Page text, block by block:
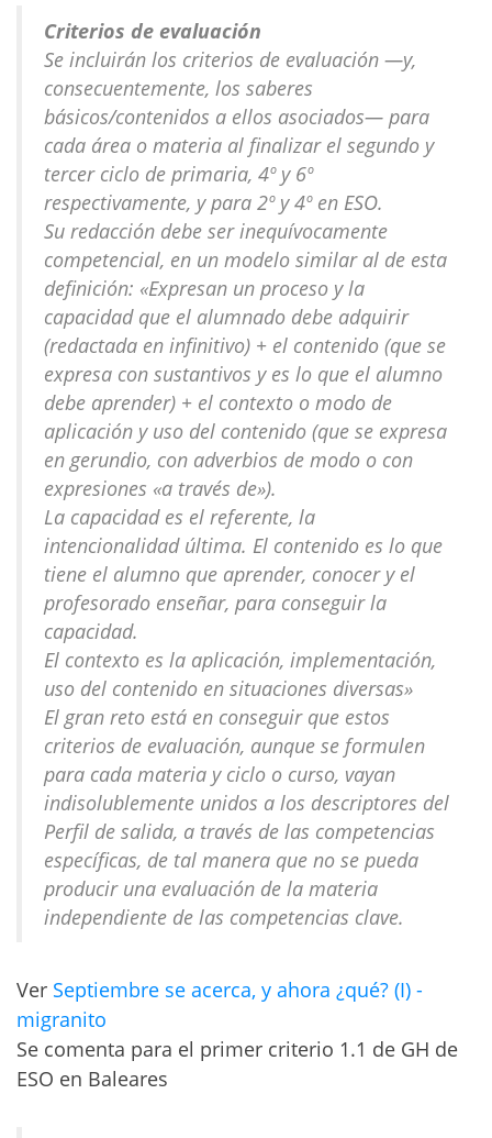
Criterios de evaluación
Se incluirán los criterios de evaluación —y,
consecuentemente, los saberes
básicos/contenidos a ellos asociados— para
cada área o materia al finalizar el segundo y
tercer ciclo de primaria, 4º y 6º
respectivamente, y para 2º y 4º en ESO.
Su redacción debe ser inequívocamente
competencial, en un modelo similar al de esta
definición: «Expresan un proceso y la
capacidad que el alumnado debe adquirir
(redactada en infinitivo) + el contenido (que se
expresa con sustantivos y es lo que el alumno
debe aprender) + el contexto o modo de
aplicación y uso del contenido (que se expresa
en gerundio, con adverbios de modo o con
expresiones «a través de»).
La capacidad es el referente, la
intencionalidad última. El contenido es lo que
tiene el alumno que aprender, conocer y el
profesorado enseñar, para conseguir la
capacidad.
El contexto es la aplicación, implementación,
uso del contenido en situaciones diversas»
El gran reto está en conseguir que estos
criterios de evaluación, aunque se formulen
para cada materia y ciclo o curso, vayan
indisolublemente unidos a los descriptores del
Perfil de salida, a través de las competencias
específicas, de tal manera que no se pueda
producir una evaluación de la materia
independiente de las competencias clave.
Ver Septiembre se acerca, y ahora ¿qué? (I) -
migranito
Se comenta para el primer criterio 1.1 de GH de
ESO en Baleares